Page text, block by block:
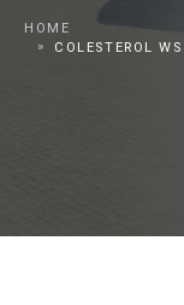
HOME
COLESTEROL